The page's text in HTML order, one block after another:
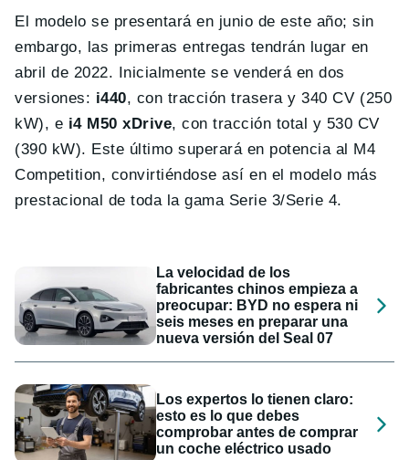
El modelo se presentará en junio de este año; sin
embargo, las primeras entregas tendrán lugar en
abril de 2022. Inicialmente se venderá en dos
versiones: i440, con tracción trasera y 340 CV (250
kW), e i4 M50 xDrive, con tracción total y 530 CV
(390 kW). Este último superará en potencia al M4
Competition, convirtiéndose así en el modelo más
prestacional de toda la gama Serie 3/Serie 4.
La velocidad de los
fabricantes chinos empieza a
preocupar: BYD no espera ni
seis meses en preparar una
nueva versión del Seal 07
Los expertos lo tienen claro:
esto es lo que debes
comprobar antes de comprar
un coche eléctrico usado